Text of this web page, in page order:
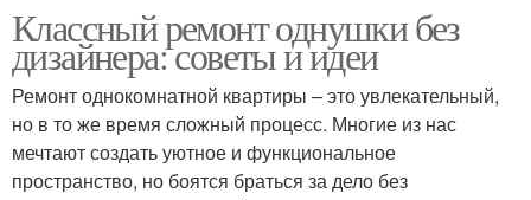
Классный ремонт однушки без
дизайнера: советы и идеи
Ремонт однокомнатной квартиры – это увлекательный,
но в то же время сложный процесс. Многие из нас
мечтают создать уютное и функциональное
пространство, но боятся браться за дело без